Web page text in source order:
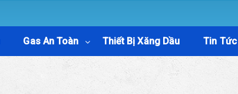
Gas An Toàn Thiết Bị Xăng Dầu Tin Tức